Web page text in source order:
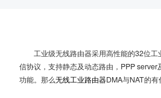
工业级无线路由器采用高性能的32位工
信协议，支持静态及动态路由，PPP
功能。那么无线工业路由器DMA与NAT的